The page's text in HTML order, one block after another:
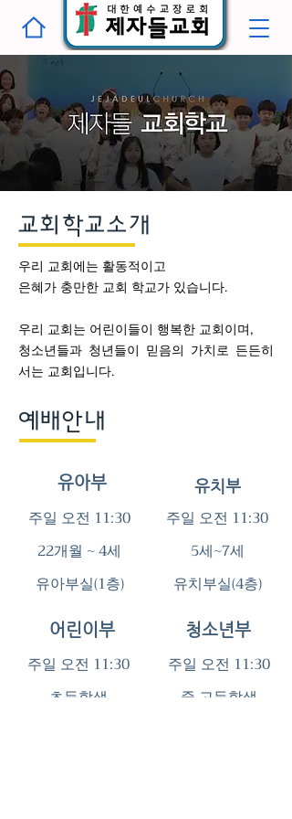
교회학교소개
우리 교회에는 활동적이고
은혜가 충만한 교회 학교가 있습니다.
우리 교회는 어린이들이 행복한 교회이며,
청소년들과 청년들이 믿음의 가치로 든든히
서는 교회입니다.
​예배안내
유아부
주일 오전 11:30
22개월 ~ 4세
​유아부실(1층)
유치부
주일 오전 11:30
​5세~7세
​유치부실(4층)
어린이부
주일 오전 11:30
​초등학생
청소년부
주일 오전 11:30
​중,고등학생